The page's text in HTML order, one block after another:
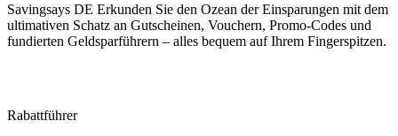
Savingsays DE Erkunden Sie den Ozean der Einsparungen mit dem
ultimativen Schatz an Gutscheinen, Vouchern, Promo-Codes und
fundierten Geldsparführern – alles bequem auf Ihrem Fingerspitzen.
Rabattführer